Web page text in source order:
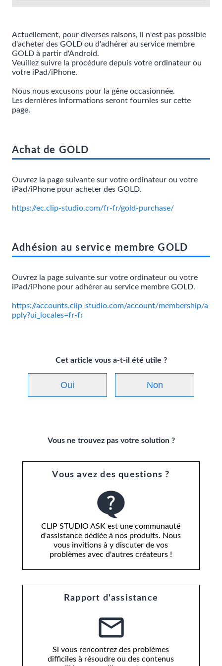
Actuellement, pour diverses raisons, il n'est pas possible
d'acheter des GOLD ou d'adhérer au service membre
GOLD à partir d'Android.
Veuillez suivre la procédure depuis votre ordinateur ou
votre iPad/iPhone.
Nous nous excusons pour la gêne occasionnée.
Les dernières informations seront fournies sur cette
page.
Achat de GOLD
Ouvrez la page suivante sur votre ordinateur ou votre
iPad/iPhone pour acheter des GOLD.
https://ec.clip-studio.com/fr-fr/gold-purchase/
Adhésion au service membre GOLD
Ouvrez la page suivante sur votre ordinateur ou votre
iPad/iPhone pour adhérer au service membre GOLD.
https://accounts.clip-studio.com/account/membership/a
pply?ui_locales=fr-fr
Cet article vous a-t-il été utile ?
Oui Non
Vous ne trouvez pas votre solution ?
Vous avez des questions ?
CLIP STUDIO ASK est une communauté
d'assistance dédiée à nos produits. Nous
vous invitions à y discuter de vos
problèmes avec d'autres créateurs !
Rapport d'assistance
Si vous rencontrez des problèmes
difficiles à résoudre ou des contenus